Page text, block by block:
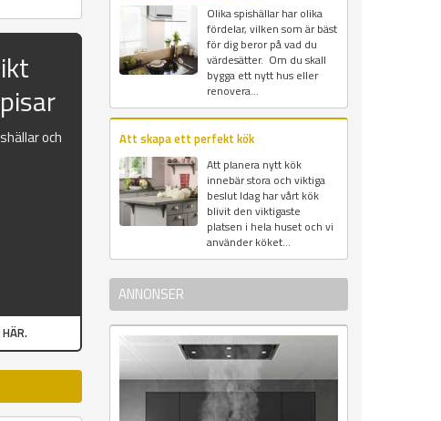
och
Olika spishällar har olika
fördelar, vilken som är bäst
för dig beror på vad du
värdesätter. Om du skall
bygga ett nytt hus eller
renovera...
Att skapa ett perfekt kök
Att planera nytt kök
innebär stora och viktiga
beslut Idag har vårt kök
blivit den viktigaste
platsen i hela huset och vi
använder köket...
ANNONSER